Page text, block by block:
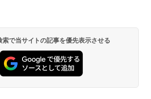
で当サイトの記事を優先表示させる